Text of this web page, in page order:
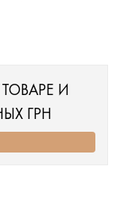
И
ГРН